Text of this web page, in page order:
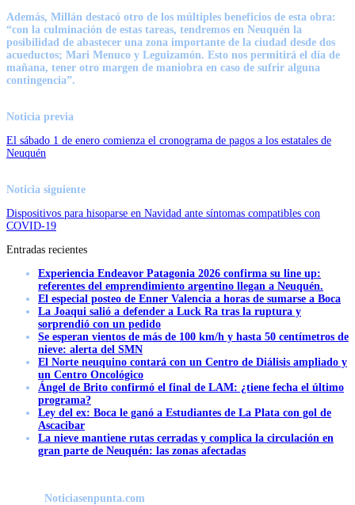
Además, Millán destacó otro de los múltiples beneficios de esta obra:
“con la culminación de estas tareas, tendremos en Neuquén la
posibilidad de abastecer una zona importante de la ciudad desde dos
acueductos; Mari Menuco y Leguizamón. Esto nos permitirá el día de
mañana, tener otro margen de maniobra en caso de sufrir alguna
contingencia”.
Noticia previa
El sábado 1 de enero comienza el cronograma de pagos a los estatales de
Neuquén
Noticia siguiente
Dispositivos para hisoparse en Navidad ante síntomas compatibles con
COVID-19
Entradas recientes
Experiencia Endeavor Patagonia 2026 confirma su line up:
referentes del emprendimiento argentino llegan a Neuquén.
El especial posteo de Enner Valencia a horas de sumarse a Boca
La Joaqui salió a defender a Luck Ra tras la ruptura y
sorprendió con un pedido
Se esperan vientos de más de 100 km/h y hasta 50 centímetros de
nieve: alerta del SMN
El Norte neuquino contará con un Centro de Diálisis ampliado y
un Centro Oncológico
Ángel de Brito confirmó el final de LAM: ¿tiene fecha el último
programa?
Ley del ex: Boca le ganó a Estudiantes de La Plata con gol de
Ascacibar
La nieve mantiene rutas cerradas y complica la circulación en
gran parte de Neuquén: las zonas afectadas
Noticiasenpunta.com